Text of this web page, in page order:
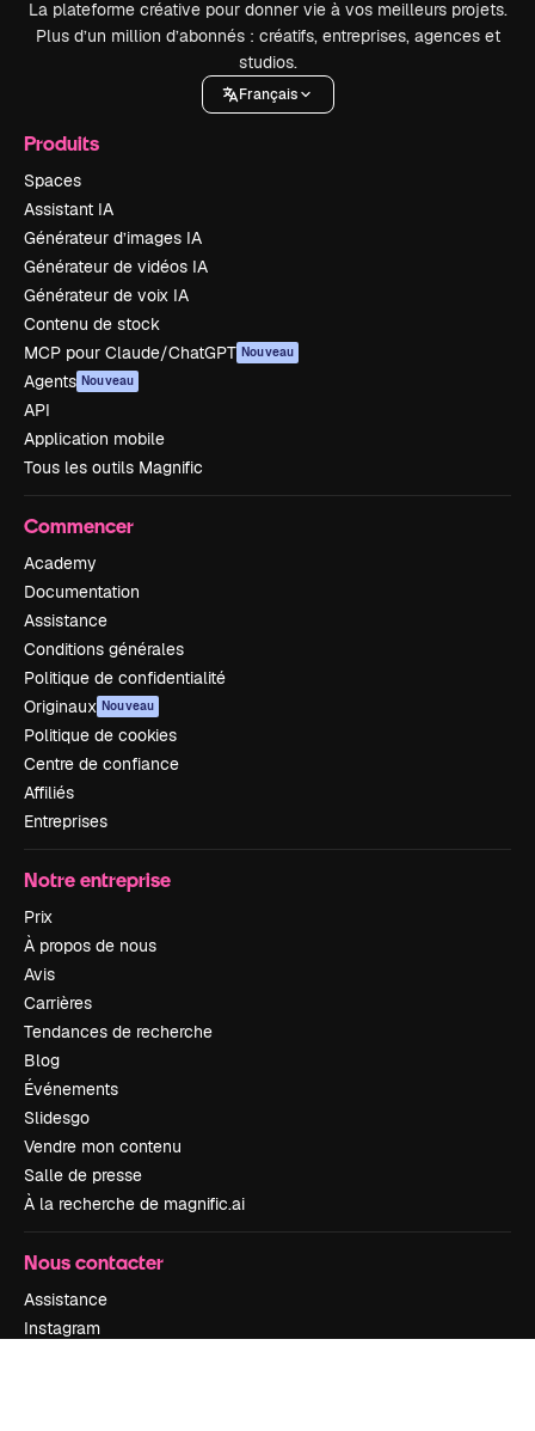
La plateforme créative pour donner vie à vos meilleurs projets.
Plus d’un million d’abonnés : créatifs, entreprises, agences et
studios.
Français
Produits
Spaces
Assistant IA
Générateur d’images IA
Générateur de vidéos IA
Générateur de voix IA
Contenu de stock
MCP pour Claude/ChatGPT Nouveau
Agents Nouveau
API
Application mobile
Tous les outils Magnific
Commencer
Academy
Documentation
Assistance
Conditions générales
Politique de confidentialité
Originaux Nouveau
Politique de cookies
Centre de confiance
Affiliés
Entreprises
Notre entreprise
Prix
À propos de nous
Avis
Carrières
Tendances de recherche
Blog
Événements
Slidesgo
Vendre mon contenu
Salle de presse
À la recherche de magnific.ai
Nous contacter
Assistance
Instagram